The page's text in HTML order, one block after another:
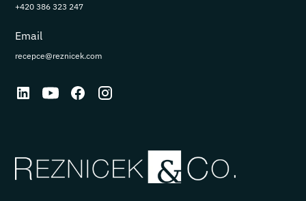
+420 386 323 247
Email
recepce@reznicek.com